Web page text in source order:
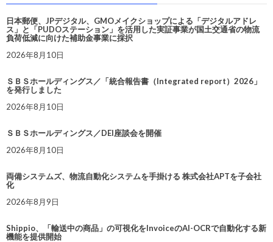
日本郵便、JPデジタル、GMOメイクショップによる「デジタルアドレ
ス」と「PUDOステーション」を活用した実証事業が国土交通省の物流
負荷低減に向けた補助金事業に採択
2026年8月10日
ＳＢＳホールディングス／「統合報告書（Integrated report）2026」
を発行しました
2026年8月10日
ＳＢＳホールディングス／DEI座談会を開催
2026年8月10日
両備システムズ、物流自動化システムを手掛ける 株式会社APTを子会社
化
2026年8月9日
Shippio、「輸送中の商品」の可視化をInvoiceのAI-OCRで自動化する新
機能を提供開始